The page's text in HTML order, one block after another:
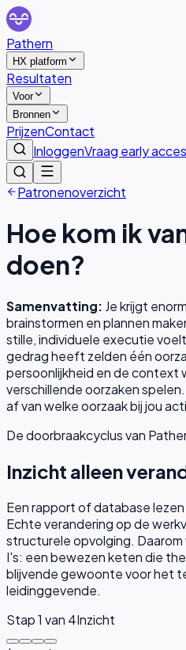
Pathern
HX platform
Resultaten
Voor
Bronnen
PrijzenContact
InloggenVraag early
Patronenoverzicht
Hoe kom ik
doen?
Samenvatting: Je krijgt
brainstormen en plannen
stille, individuele executie
gedrag heeft zelden één
persoonlijkheid en de context
verschillende oorzaken
af van welke oorzaak bij jou
De doorbraakcyclus van
Inzicht alleen
Een rapport of database
Echte verandering op de
structurele opvolging.
I's: een bewezen keten die
blijvende gewoonte voor het
leidinggevende.
Stap1 van 4Inzicht